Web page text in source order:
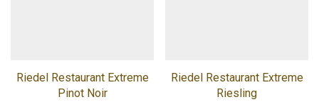
Riedel Restaurant Extreme
Pinot Noir
Riedel Restaurant Extreme
Riesling